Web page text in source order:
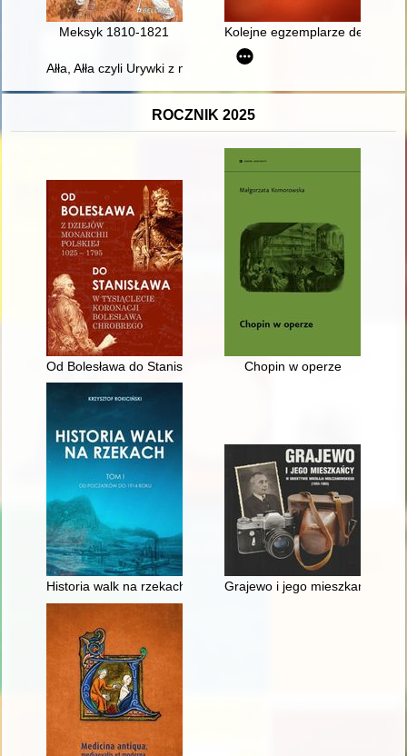
Meksyk 1810-1821 Kolejne egzemplarze denarów
Ałła, Ałła czyli Urywki z najnowszej historii Tatarów i islamu
ROCZNIK 2025
Od Bolesława do Stanisława : z dziejów monarchii polskiej
Chopin w operze
Historia walk na rzekach. T. 1, Grajewo i jego mieszkańcy w